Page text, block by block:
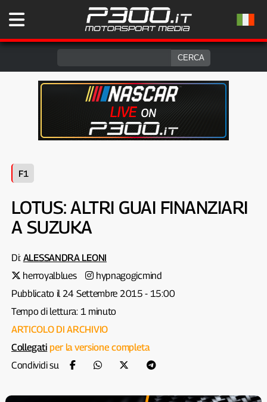
F1
LOTUS: ALTRI GUAI FINANZIARI
A SUZUKA
Di: ALESSANDRA LEONI
herroyalblues
hypnagogicmind
Pubblicato il 24 Settembre 2015 - 15:00
Tempo di lettura: 1 minuto
ARTICOLO DI ARCHIVIO
Collegati per la versione completa
Condividi su